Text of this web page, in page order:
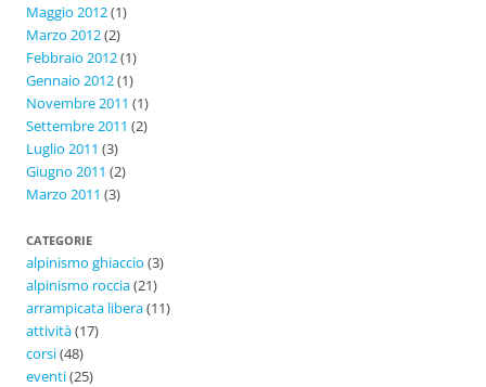
Maggio 2012(1)
Marzo 2012(2)
Febbraio 2012(1)
Gennaio 2012(1)
Novembre 2011 (1)
Settembre 2011 (2)
Luglio 2011 (3)
Giugno 2011 (2)
Marzo 2011 (3)
CATEGORIE
alpinismo ghiaccio (3)
alpinismo roccia(21)
arrampicata libera(11)
attività(17)
corsi(48)
eventi(25)